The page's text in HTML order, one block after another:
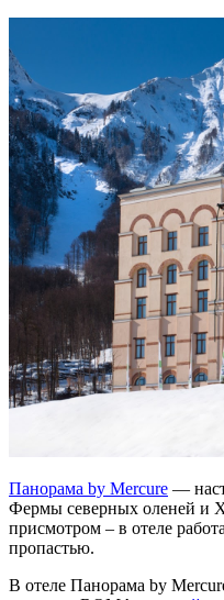
Панорама by Mercure —
Фермы северных оленей и
присмотром – в отеле
пропастью.
В отеле Панорама by